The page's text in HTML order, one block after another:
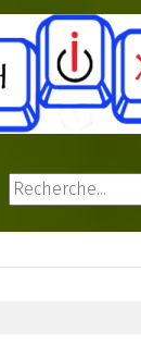
Rechercher